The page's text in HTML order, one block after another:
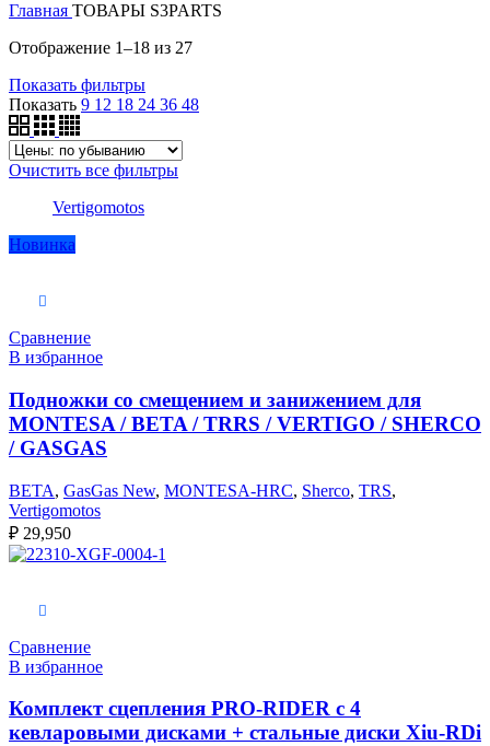
Главная ТОВАРЫ S3PARTS
Отображение 1–18 из 27
Показать фильтры
Показать 9 12 18 24 36 48
Очистить все фильтры
Vertigomotos
Новинка
Сравнение
В избранное
Подножки со смещением и занижением для
MONTESA / BETA / TRRS / VERTIGO / SHERCO
/ GASGAS
BETA, GasGas New, MONTESA-HRC, Sherco, TRS,
Vertigomotos
₽ 29,950
Сравнение
В избранное
Комплект сцепления PRO-RIDER с 4
кевларовыми дисками + стальные диски Xiu-RDi